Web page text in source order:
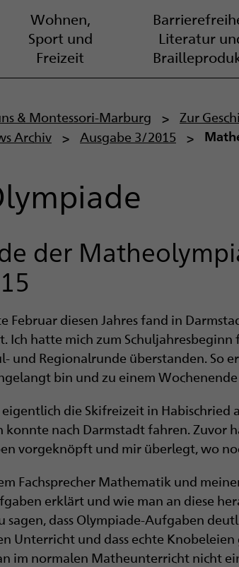
Wohnen,
Sport und
Freizeit
Literatur
& Montessori-Marburg
Zur
Archiv Ausgabe 3/2015
der
Februar diesen Jahres fand in
Ich hatte mich zum
und Regionalrunde überstanden. So
bin und zu einem
die Skifreizeit in Habischried
konnte nach Darmstadt fahren. Zuvor
vorgeknöpft und mir überlegt, wo
Fachsprecher Mathematik und
erklärt und wie man an diese
sagen, dass Olympiade-Aufgaben
Unterricht und dass echte Knobeleien
im normalen Matheunterricht nicht